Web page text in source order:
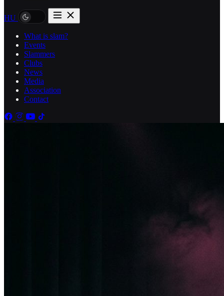
HU
What is slam?
Events
Slammers
Clubs
News
Media
Association
Contact